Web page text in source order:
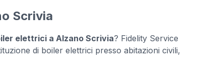
Scrivia
elettrici a Alzano Scrivia? Fidelity Service
di boiler elettrici presso abitazioni civili,